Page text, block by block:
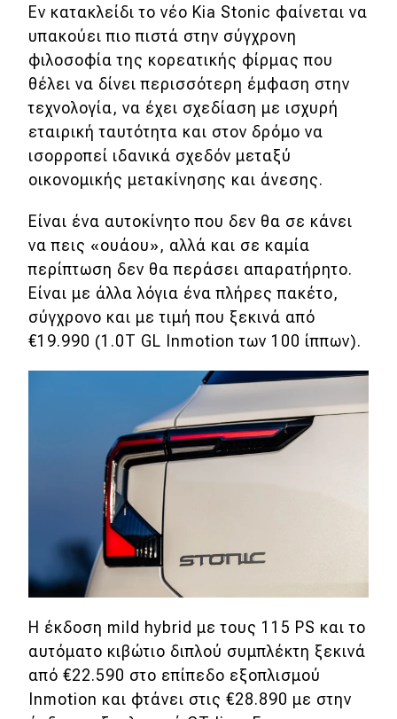
Εν κατακλείδι το νέο Kia Stonic φαίνεται να
υπακούει πιο πιστά στην σύγχρονη
φιλοσοφία της κορεατικής φίρμας που
θέλει να δίνει περισσότερη έμφαση στην
τεχνολογία, να έχει σχεδίαση με ισχυρή
εταιρική ταυτότητα και στον δρόμο να
ισορροπεί ιδανικά σχεδόν μεταξύ
οικονομικής μετακίνησης και άνεσης.
Είναι ένα αυτοκίνητο που δεν θα σε κάνει
να πεις «ουάου», αλλά και σε καμία
περίπτωση δεν θα περάσει απαρατήρητο.
Είναι με άλλα λόγια ένα πλήρες πακέτο,
σύγχρονο και με τιμή που ξεκινά από
€19.990 (1.0T GL Inmotion των 100 ίππων).
Η έκδοση mild hybrid με τους 115 PS και το
αυτόματο κιβώτιο διπλού συμπλέκτη ξεκινά
από €22.590 στο επίπεδο εξοπλισμού
Inmotion και φτάνει στις €28.890 με στην